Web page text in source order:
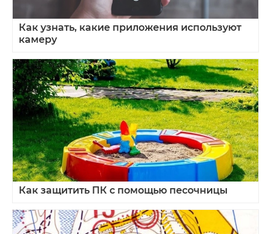
Как узнать, какие приложения используют
камеру
Как защитить ПК с помощью песочницы